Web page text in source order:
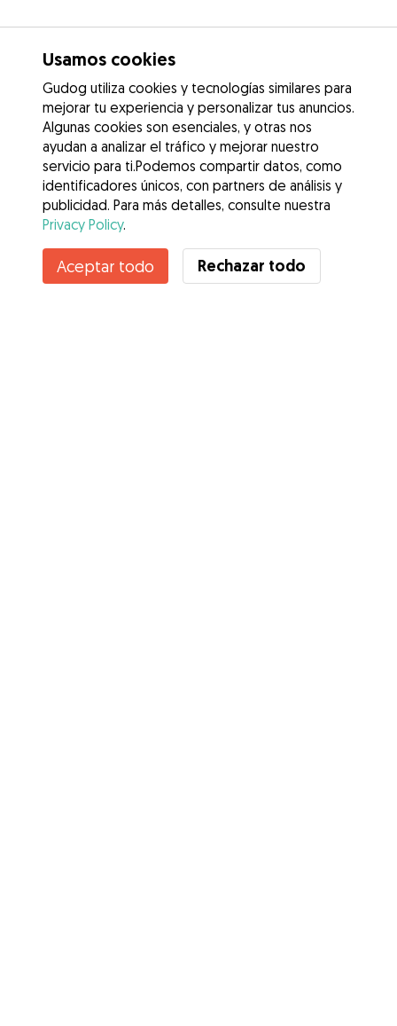
Usamos cookies
Gudog utiliza cookies y tecnologías similares para
mejorar tu experiencia y personalizar tus anuncios.
Algunas cookies son esenciales, y otras nos
ayudan a analizar el tráfico y mejorar nuestro
servicio para ti.Podemos compartir datos, como
identificadores únicos, con partners de análisis y
publicidad. Para más detalles, consulte nuestra
Privacy Policy.
Aceptar todo Rechazar todo